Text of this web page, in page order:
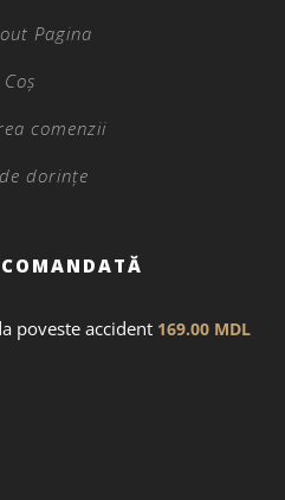
Pagina
Coș
comenzii
dorințe
poveste accident 169.00 MDL